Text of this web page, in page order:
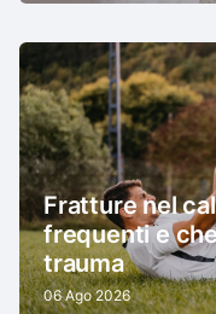
Fratture nel
frequenti e
trauma
06 Ago 2026